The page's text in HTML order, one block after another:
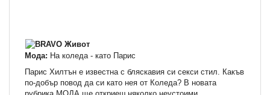
Мода: На коледа - като Парис
Парис Хилтън е известна с бляскавия си секси стил. Какъв
по-добър повод да си като нея от Коледа? В новата